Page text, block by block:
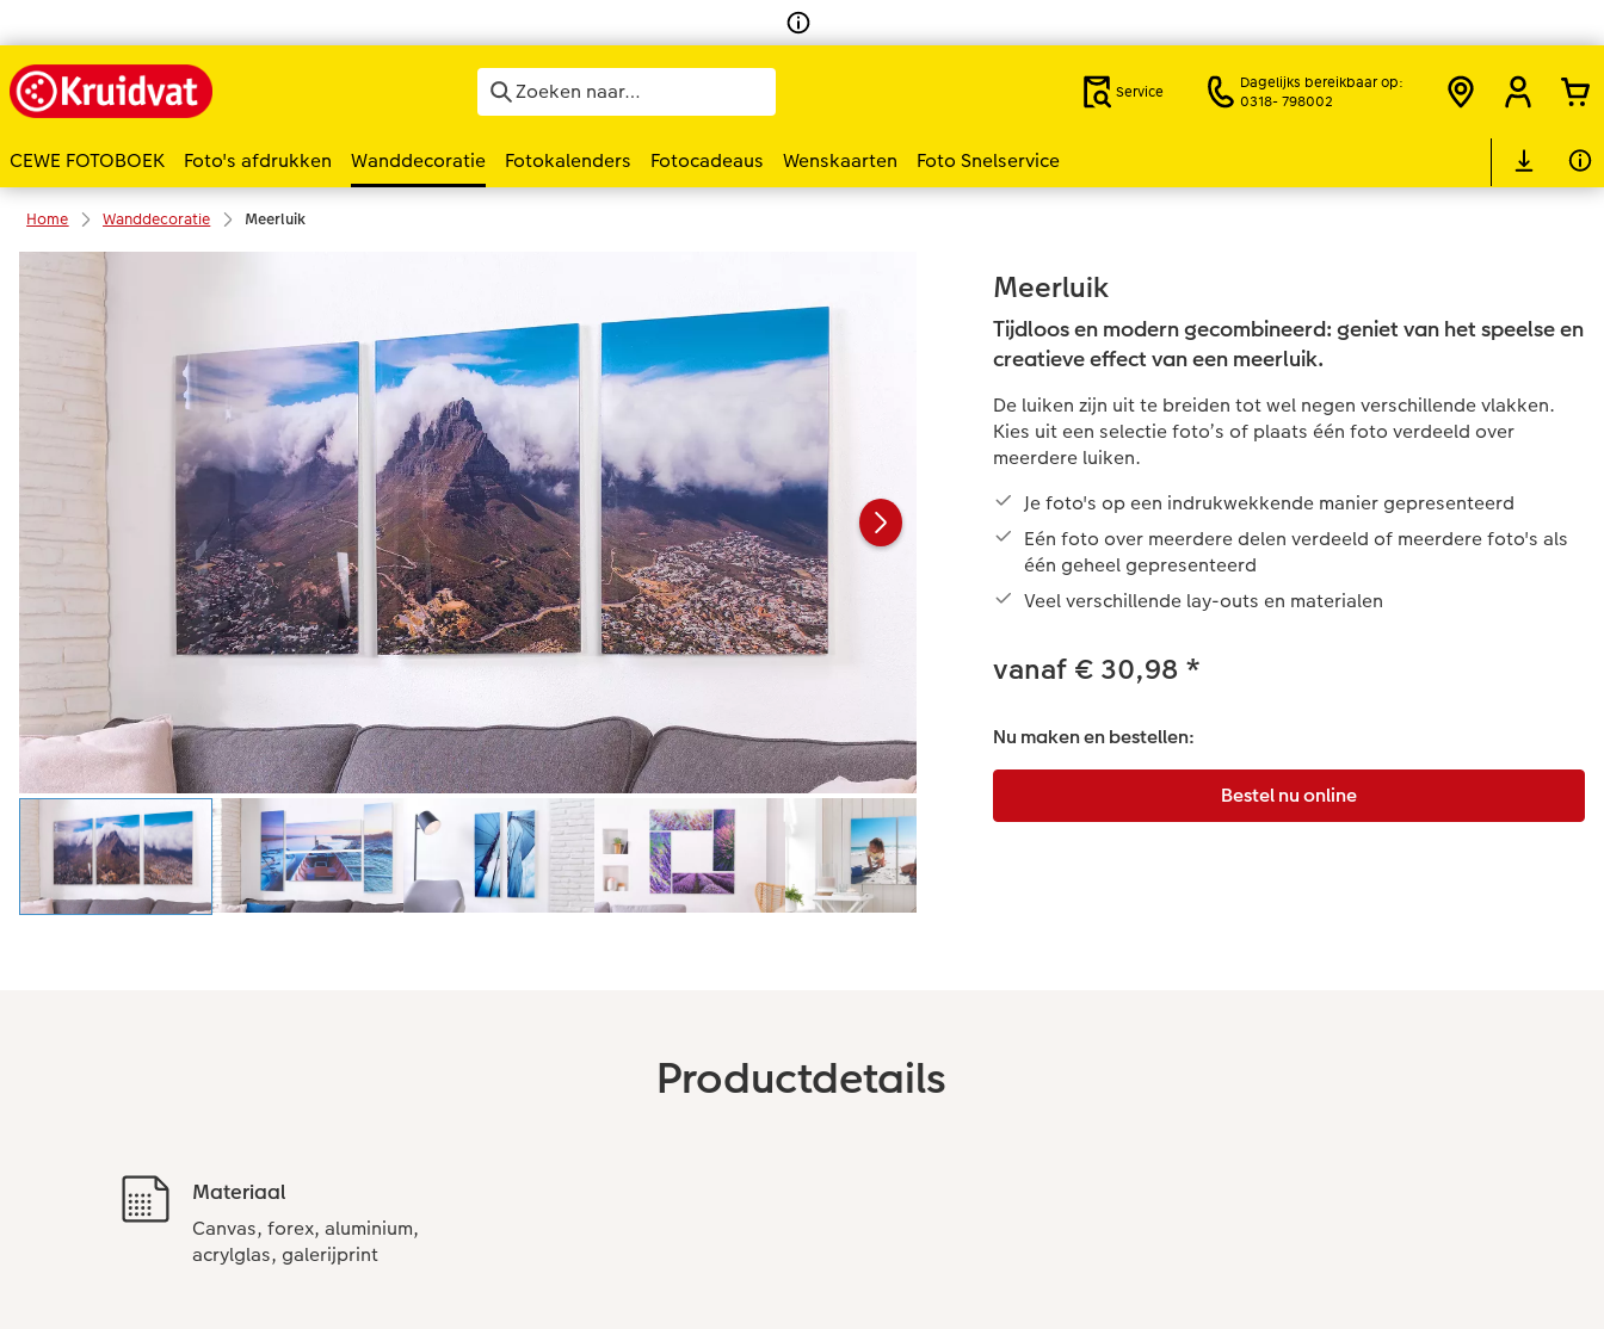
Service
Dagelijks bereikbaar op:
0318- 798002
CEWE FOTOBOEK Foto's afdrukken Wanddecoratie Fotokalenders Fotocadeaus Wenskaarten Foto Snelservice
Home Wanddecoratie Meerluik
Meerluik
Tijdloos en modern gecombineerd: geniet van het speelse en
creatieve effect van een meerluik.
De luiken zijn uit te breiden tot wel negen verschillende vlakken.
Kies uit een selectie foto’s of plaats één foto verdeeld over
meerdere luiken.
Je foto's op een indrukwekkende manier gepresenteerd
Eén foto over meerdere delen verdeeld of meerdere foto's als
één geheel gepresenteerd
Veel verschillende lay-outs en materialen
vanaf € 30,98 *
Nu maken en bestellen:
Productdetails
Materiaal
Canvas, forex, aluminium,
acrylglas, galerijprint